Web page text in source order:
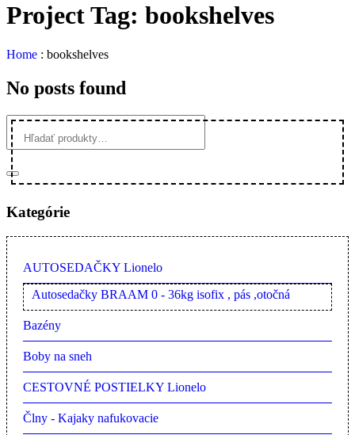
Project Tag: bookshelves
Home : bookshelves
No posts found
Kategórie
AUTOSEDAČKY Lionelo
Autosedačky BRAAM 0 - 36kg isofix , pás ,otočná
Bazény
Boby na sneh
CESTOVNÉ POSTIELKY Lionelo
Člny - Kajaky nafukovacie